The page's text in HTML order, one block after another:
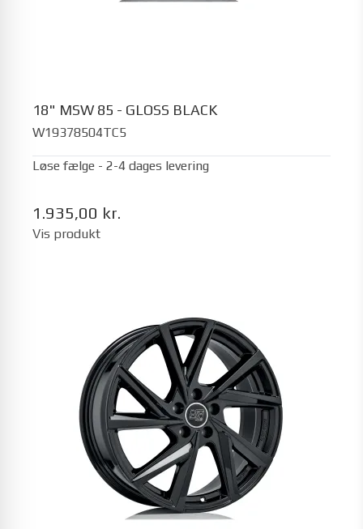
18" MSW 85 - GLOSS BLACK
W19378504TC5
Løse fælge - 2-4 dages levering
1.935,00 kr.
Vis produkt